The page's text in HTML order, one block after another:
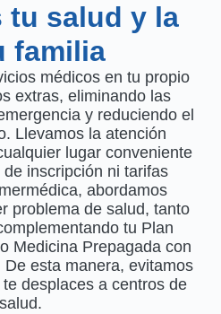
tu salud y la
familia
médicos en tu propio
extras, eliminando las
y reduciendo el
Llevamos la atención
lugar conveniente
inscripción ni tarifas
abordamos
problema de salud, tanto
tu Plan
Medicina Prepagada con
esta manera, evitamos
desplaces a centros de
salud.